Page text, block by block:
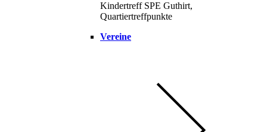
Kindertreff SPE Guthirt,
Quartiertreffpunkte
Vereine